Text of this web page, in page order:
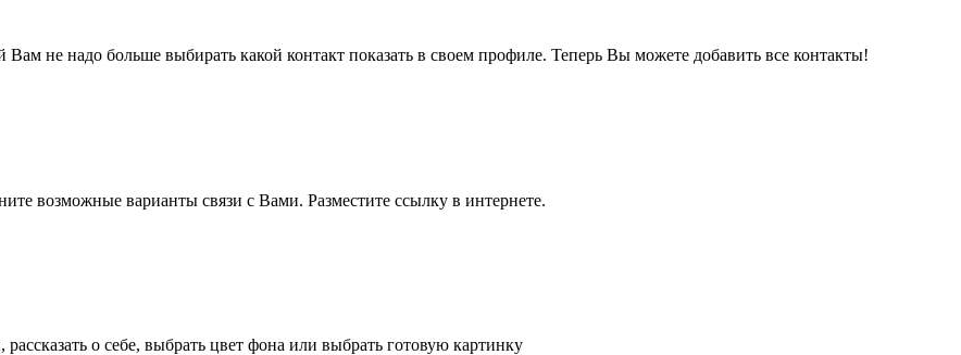
Вам не надо больше выбирать какой контакт показать в своем профиле. Теперь Вы можете добавить все контакты!
возможные варианты связи с Вами. Разместите ссылку в интернете.
о себе, выбрать цвет фона или выбрать готовую картинку